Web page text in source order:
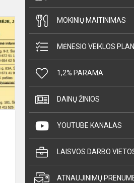
Kur
kreiptis
pagalbos
Šiaulių
miesto
savivaldybėje,
v...
MOKINIŲ MAITINIMAS
MĖNESIO VEIKLOS
1,2% PARAMA
DAINŲ ŽINIOS
YOUTUBE KANALAS
LAISVOS DARBO
ATNAUJINIMŲ